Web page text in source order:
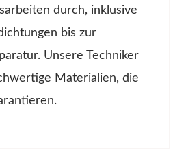
durch, inklusive
bis zur
Unsere Techniker
Materialien, die